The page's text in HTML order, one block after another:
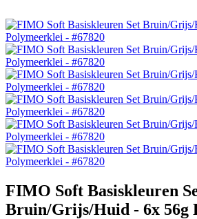
FIMO Soft Basiskleuren
Bruin/Grijs/Huid - 6x 56g